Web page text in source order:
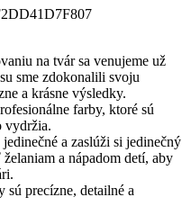
na tvár sa venujeme už
sme zdokonalili svoju
a krásne výsledky.
farby, ktoré sú
vydržia.
a zaslúži si jedinečný
a nápadom detí, aby
precízne, detailné a